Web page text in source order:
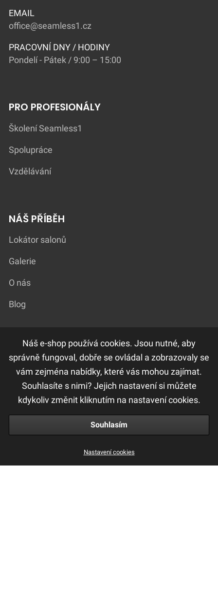
EMAIL
office@seamless1.cz
PRACOVNÍ DNY / HODINY
Pondelí - Pátek / 9:00 – 15:00
PRO PROFESIONÁLY
Školení Seamless1
Spolupráce
Vzdělávání
NÁŠ PŘÍBĚH
Lokátor salonů
Galerie
O nás
Blog
DŮLEŽITÉ ODKAZY
F.A.Q
Ochrana osobních údajů
Obchodní a reklamační podmínky
Náš e-shop používá cookies. Jsou nutné, aby
správně fungoval, dobře se ovládal a zobrazovaly se
vám zejména nabídky, které vás mohou zajímat.
Souhlasíte s nimi? Jejich nastavení si můžete
kdykoliv změnit kliknutím na nastavení cookies.
Souhlasím
Nastavení cookies